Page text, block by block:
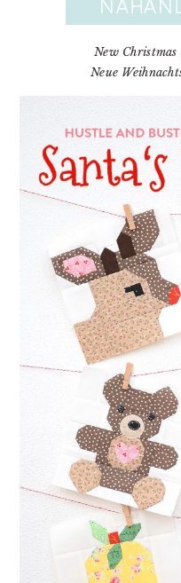
New
Neue